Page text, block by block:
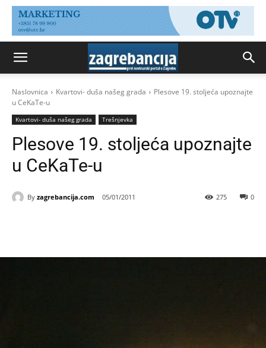
Naslovnica Kvartovi- duša našeg grada
Plesove 19. stoljeća upoznajte
u CeKaTe-u
Kvartovi- duša našeg grada Trešnjevka
Plesove 19. stoljeća upoznajte
u CeKaTe-u
By zagrebancija.com 05/01/2011 0
275